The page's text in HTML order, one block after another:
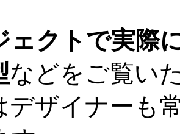
ェクトで実際
などをご覧い
デザイナーも